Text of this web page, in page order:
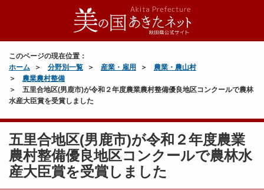
このページの現在位置：
ホーム
分野別一覧 産業・雇用
農業・農山村
農業農村整備
五里合地区(男鹿市)が令和２年度農業農村整備優良地区コンクールで農林
水産大臣賞を受賞しました
五里合地区(男鹿市)が令和２年度農業
農村整備優良地区コンクールで農林水
産大臣賞を受賞しました